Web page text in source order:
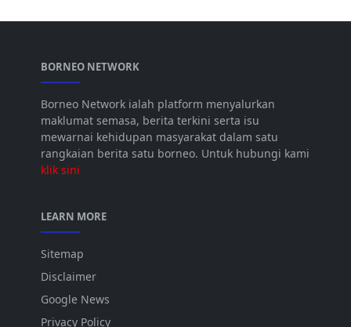
BORNEO NETWORK
Borneo Network ialah platform menyalurkan
maklumat semasa, berita terkini serta isu
mewarnai kehidupan masyarakat dalam satu
rangkaian berita satu borneo. Untuk hubungi kami
klik sini
LEARN MORE
Sitemap
Disclaimer
Google News
Privacy Policy